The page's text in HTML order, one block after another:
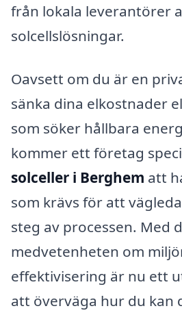
från lokala leverantörer
solcellslösningar.
Oavsett om du är en
sänka dina elkostnader
som söker hållbara
kommer ett företag
solceller i Berghem att
som krävs för att
steg av processen. Med
medvetenheten om
effektivisering är nu ett
att överväga hur du kan